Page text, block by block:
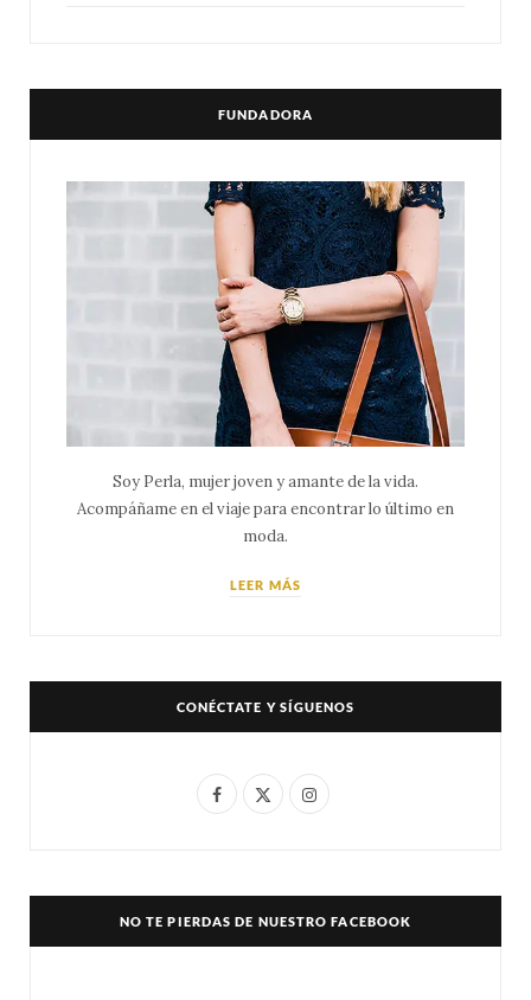
FUNDADORA
Soy Perla, mujer joven y amante de la vida.
Acompáñame en el viaje para encontrar lo último en
moda.
LEER MÁS
CONÉCTATE Y SÍGUENOS
F
e
X
w
I
t
NO TE PIERDAS DE NUESTRO FACEBOOK